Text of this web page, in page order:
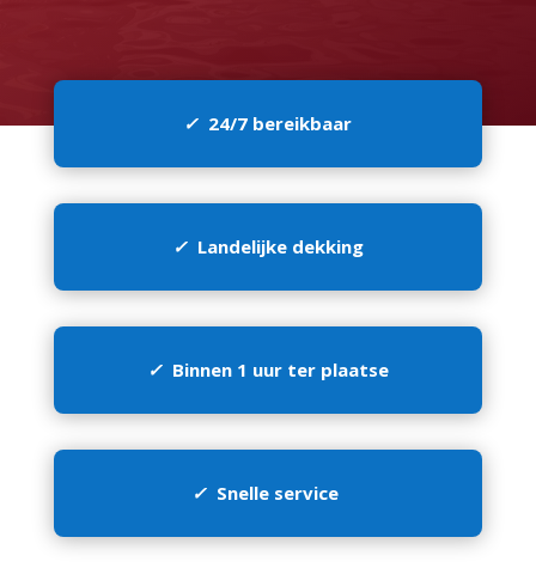
✓ 24/7 bereikbaar
✓ Landelijke dekking
✓Binnen 1 uur ter plaatse
✓ Snelle service